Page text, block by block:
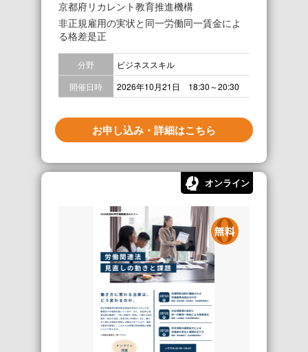
京都府リカレント教育推進機構
非正規雇用の実状と同一労働同一賃金によ
る格差是正
分野
ビジネススキル
開催日時
2026年10月21日 18:30～20:30
お申し込み・詳細はこちら
オンライン